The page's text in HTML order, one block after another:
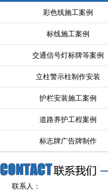
彩色线施工案例
标线施工案例
交通信号灯标牌等案例
立柱警示柱制作安装
护栏安装施工案例
道路养护工程案例
标志牌广告牌制作
联系人：